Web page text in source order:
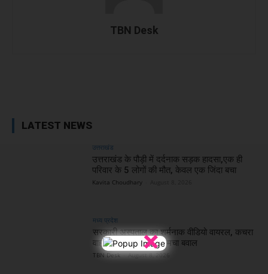
×
TBN Desk
LATEST NEWS
उत्तराखंड
उत्तराखंड के पौड़ी में दर्दनाक सड़क हादसा,एक ही
परिवार के 5 लोगों की मौत, केवल एक जिंदा बचा
Kavita Choudhary
मध्य प्रदेश
सरकारी अस्पताल का शर्मनाक वीडियो वायरल, कचरा
वाहन से शव ले जाने पर मचा बवाल
TBN Desk - August 8, 2026